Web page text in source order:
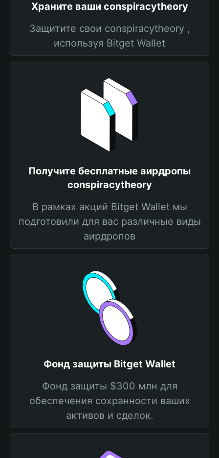
Храните ваши conspiracytheory
Защитите свои conspiracytheory ,
используя Bitget Wallet
Получите бесплатные аирдропы
conspiracytheory
В рамках акций Bitget Wallet мы
подготовили для вас различные виды
аирдропов
Фонд защиты Bitget Wallet
Фонд защиты $300 млн для
обеспечения сохранности ваших
активов и сделок.